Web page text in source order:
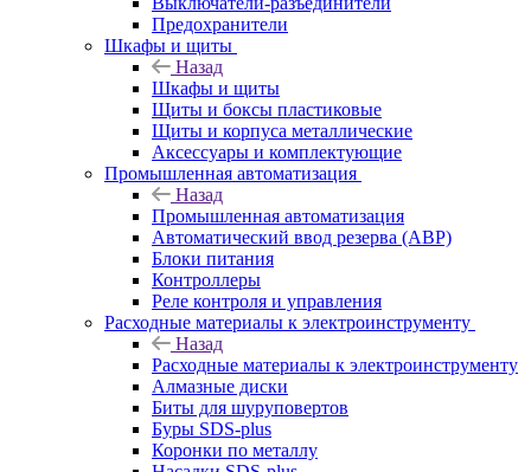
Предохранители
Шкафы и щиты
Назад
Шкафы и щиты
Щиты и боксы пластиковые
Щиты и корпуса металлические
Аксессуары и комплектующие
Промышленная автоматизация
Назад
Промышленная автоматизация
Автоматический ввод резерва (АВР)
Блоки питания
Контроллеры
Реле контроля и управления
Расходные материалы к электроинструменту
Назад
Расходные материалы к электроинструменту
Алмазные диски
Биты для шуруповертов
Буры SDS-plus
Коронки по металлу